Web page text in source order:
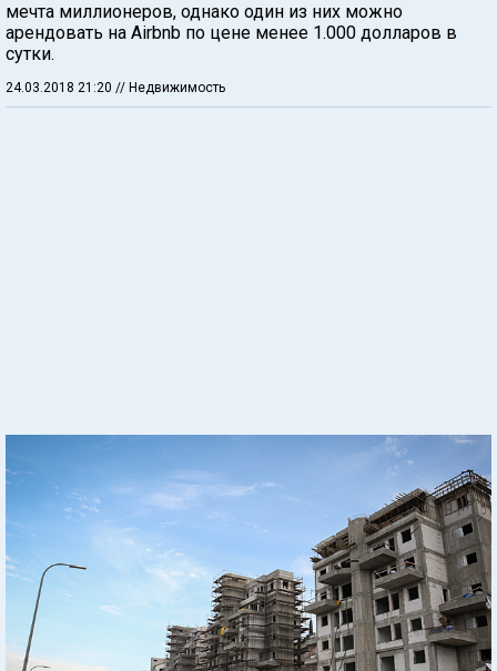
мечта миллионеров, однако один из них можно
арендовать на Airbnb по цене менее 1.000 долларов в
сутки.
24.03.2018 21:20 // Недвижимость